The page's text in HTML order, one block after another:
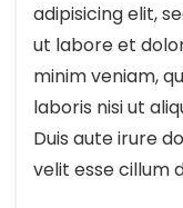
adipisicing elit,
ut labore et
minim veniam,
laboris nisi ut
Duis aute irure
velit esse cillum